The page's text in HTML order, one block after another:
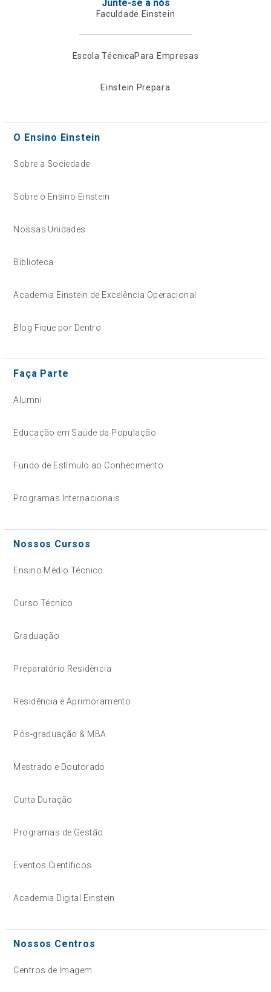
Junte-se a nós
Faculdade Einstein
Escola TécnicaPara Empresas
Einstein Prepara
O Ensino Einstein
Sobre a Sociedade
Sobre o Ensino Einstein
Nossas Unidades
Biblioteca
Academia Einstein de Excelência Operacional
Blog Fique por Dentro
Faça Parte
Alumni
Educação em Saúde da População
Fundo de Estímulo ao Conhecimento
Programas Internacionais
Nossos Cursos
Ensino Médio Técnico
Curso Técnico
Graduação
Preparatório Residência
Residência e Aprimoramento
Pós-graduação & MBA
Mestrado e Doutorado
Curta Duração
Programas de Gestão
Eventos Científicos
Academia Digital Einstein
Nossos Centros
Centros de Imagem